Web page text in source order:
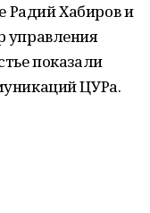
Радий Хабиров и
управления
показали
ЦУРа.